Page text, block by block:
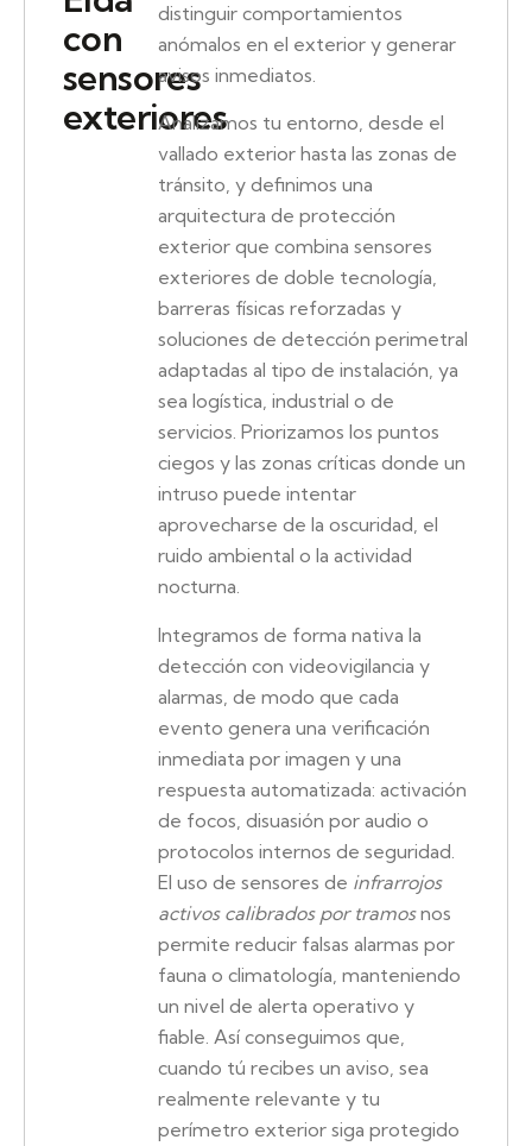
con
sensores
exteriores
distinguir comportamientos
anómalos en el exterior y generar
avisos inmediatos.
Analizamos tu entorno, desde el
vallado exterior hasta las zonas de
tránsito, y definimos una
arquitectura de protección
exterior que combina sensores
exteriores de doble tecnología,
barreras físicas reforzadas y
soluciones de detección perimetral
adaptadas al tipo de instalación, ya
sea logística, industrial o de
servicios. Priorizamos los puntos
ciegos y las zonas críticas donde un
intruso puede intentar
aprovecharse de la oscuridad, el
ruido ambiental o la actividad
nocturna.
Integramos de forma nativa la
detección con videovigilancia y
alarmas, de modo que cada
evento genera una verificación
inmediata por imagen y una
respuesta automatizada: activación
de focos, disuasión por audio o
protocolos internos de seguridad.
El uso de sensores de infrarrojos
activos calibrados por tramosnos
permite reducir falsas alarmas por
fauna o climatología, manteniendo
un nivel de alerta operativo y
fiable. Así conseguimos que,
cuando tú recibes un aviso, sea
realmente relevante y tu
perímetro exterior siga protegido